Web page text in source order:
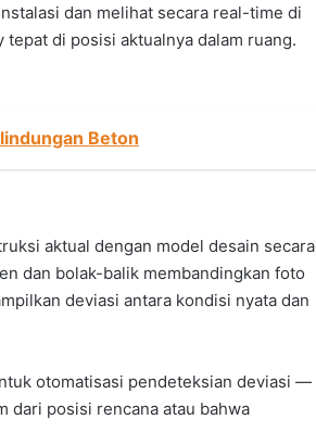
dan melihat secara real-time di
di posisi aktualnya dalam ruang.
Beton
aktual dengan model desain secara
dan bolak-balik membandingkan foto
deviasi antara kondisi nyata dan
otomatisasi pendeteksian deviasi —
dari posisi rencana atau bahwa